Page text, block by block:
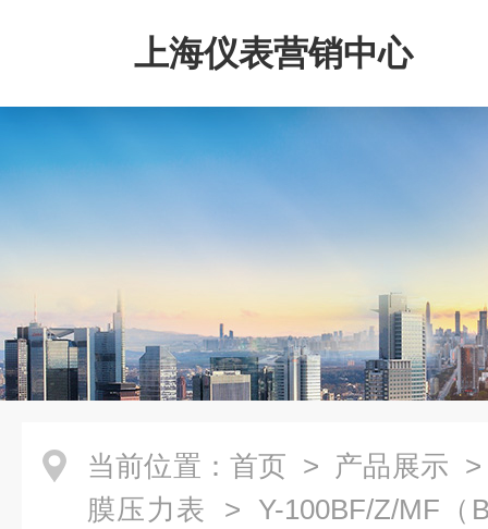
上海仪表营销中心
当前位置： 首页 > 产品展示
膜压力表 > Y-100BF/Z/MF（